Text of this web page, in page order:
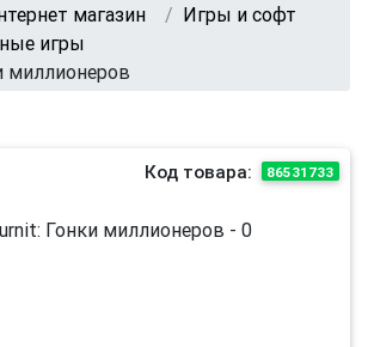
магазин
Игры и софт
игры
миллионеров
Код товара: 86531733